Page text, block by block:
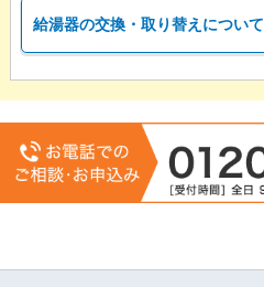
給湯器の交換・取り替えについて